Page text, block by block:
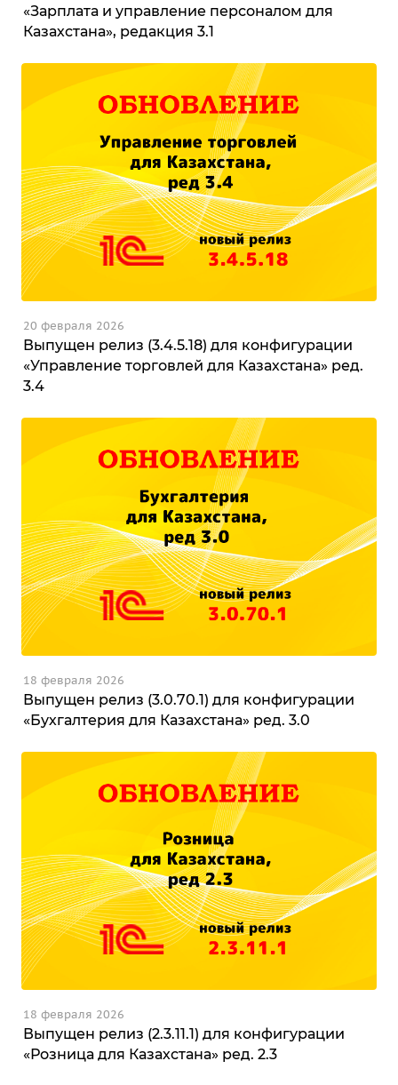
«Зарплата и управление персоналом для
Казахстана», редакция 3.1
Выпущен релиз (3.4.5.18) для конфигурации
«Управление торговлей для Казахстана» ред.
3.4
20 февраля 2026
Выпущен релиз (3.0.70.1) для конфигурации
«Бухгалтерия для Казахстана» ред. 3.0
18 февраля 2026
Выпущен релиз (2.3.11.1) для конфигурации
«Розница для Казахстана» ред. 2.3
18 февраля 2026